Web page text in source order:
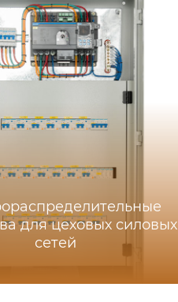
для цеховых силовых
сетей